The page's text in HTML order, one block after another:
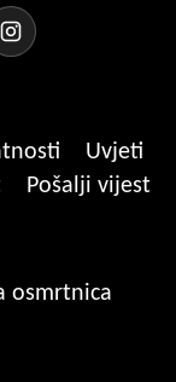
Uvjeti
Pošalji vijest
osmrtnica